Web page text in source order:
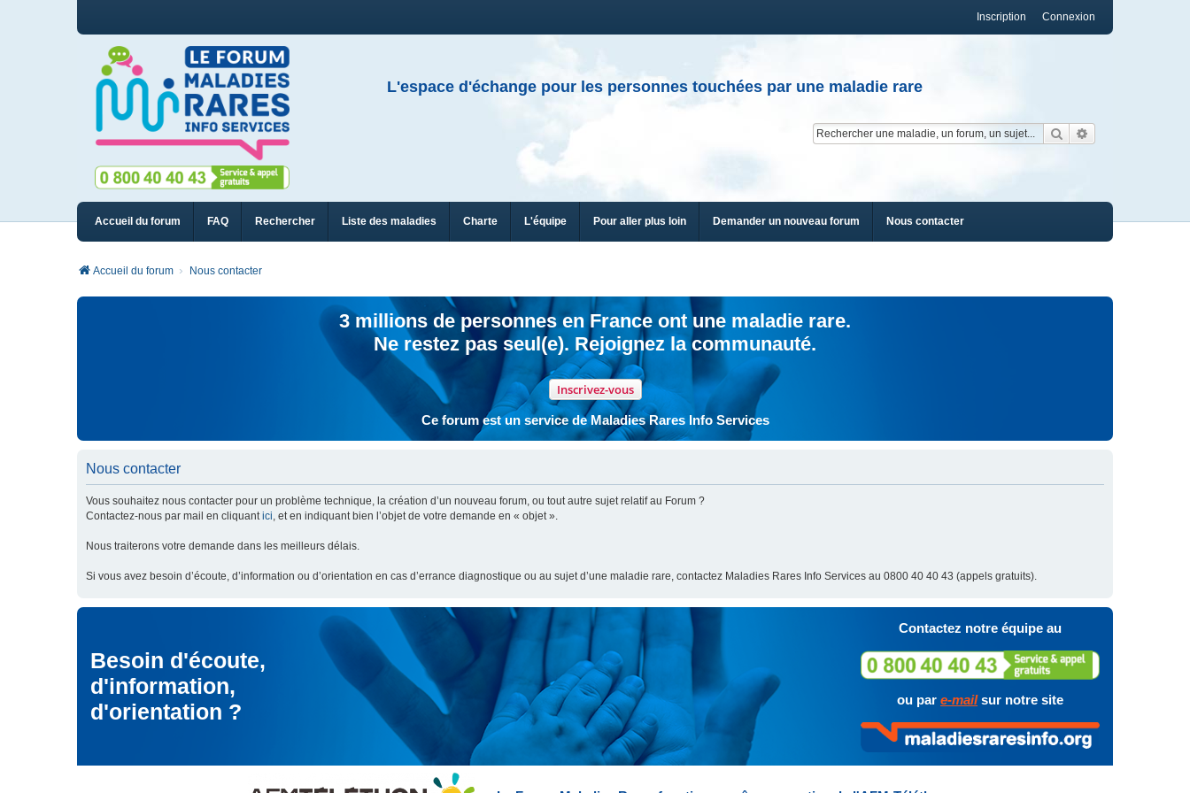
Connexion
Inscription
L'espace d'échange pour les personnes touchées par une maladie rare
Rechercher
Accueil du forum FAQ Rechercher Liste des maladies Charte L'équipe Pour aller plus loin Demander un nouveau forum Nous contacter
Accueil du forum Nous contacter
3 millions de personnes en France ont une maladie rare.
Ne restez pas seul(e). Rejoignez la communauté.
Inscrivez-vous
Ce forum est un service de Maladies Rares Info Services
Nous contacter
Vous souhaitez nous contacter pour un problème technique, la création d’un nouveau forum, ou tout autre sujet relatif au Forum ?
Contactez-nous par mail en cliquantici, et en indiquant bien l’objet de votre demande en « objet ».
Nous traiterons votre demande dans les meilleurs délais.
Si vous avez besoin d’écoute, d’information ou d’orientation en cas d’errance diagnostique ou au sujet d’une maladie rare, contactez Maladies Rares Info Services au 0800 40 40 43 (appels gratuits).
Besoin d'écoute,
d'information,
d'orientation ?
Contactez notre équipe au
ou par e-mailsur notre site